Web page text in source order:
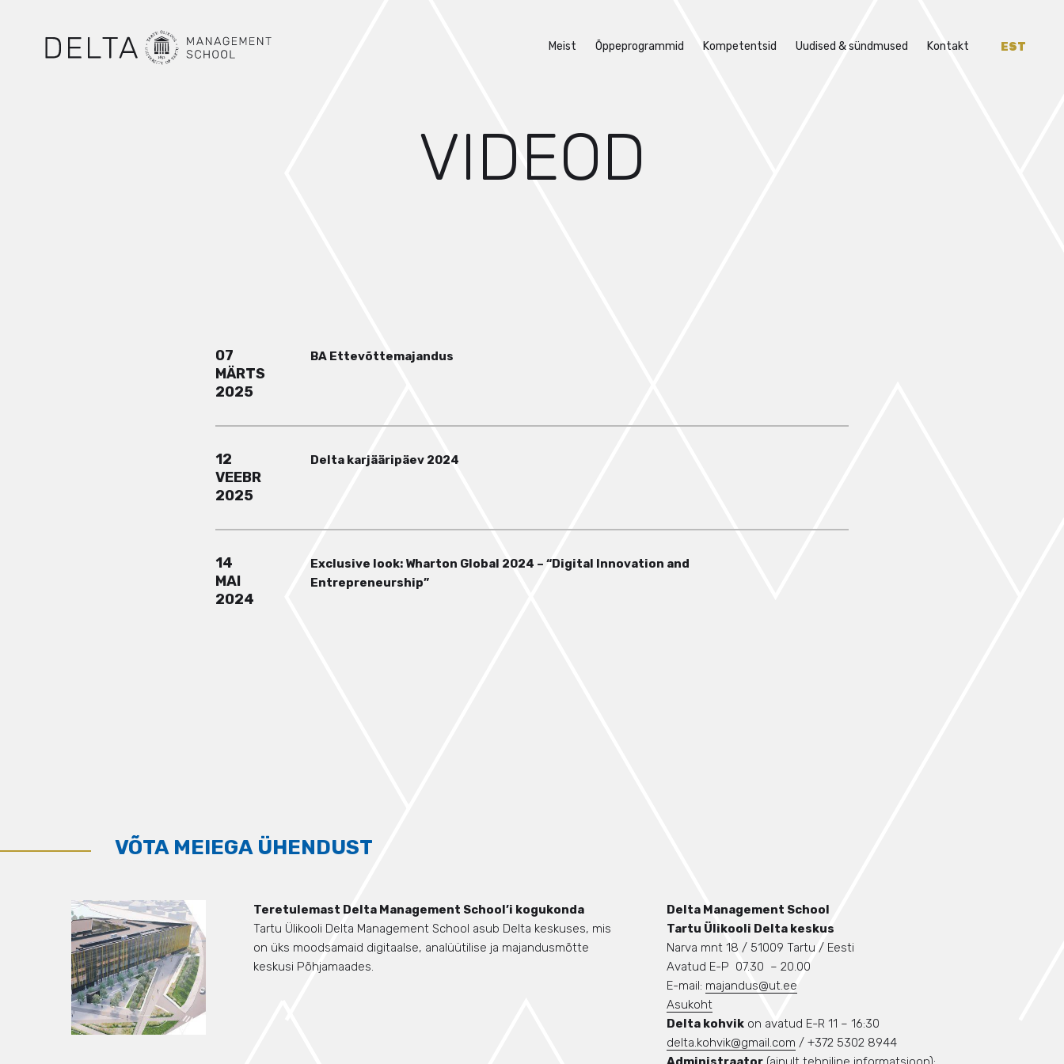
Meist Õppeprogrammid Kompetentsid Uudised & sündmused Kontakt EST
VIDEOD
07
MÄRTS
2025
BA Ettevõttemajandus
12
VEEBR
2025
Delta karjääripäev 2024
14
MAI
2024
Exclusive look: Wharton Global 2024 – “Digital Innovation and
Entrepreneurship”
VÕTA MEIEGA ÜHENDUST
Teretulemast Delta Management School’i kogukonda
Tartu Ülikooli Delta Management School asub Delta keskuses, mis
on üks moodsamaid digitaalse, analüütilise ja majandusmõtte
keskusi Põhjamaades.
Delta Management School
Tartu Ülikooli Delta keskus
Narva mnt 18 / 51009 Tartu / Eesti
Avatud E-P 07.30 – 20.00
E-mail: majandus@ut.ee
Asukoht
Delta kohvik on avatud E-R 11 – 16:30
delta.kohvik@gmail.com / +372 5302 8944